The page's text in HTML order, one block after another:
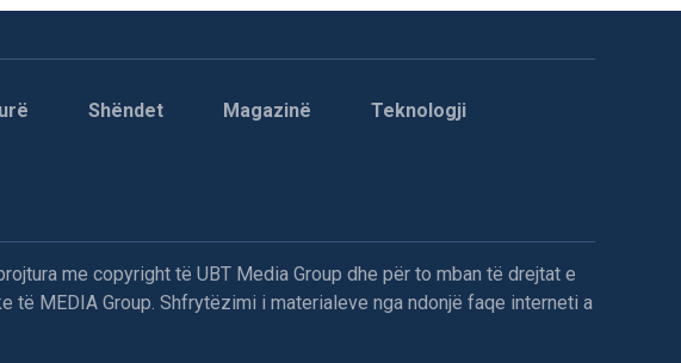
Shëndet Magazinë Teknologji
me copyright të UBT Media Group dhe për to mban të drejtat e
të MEDIA Group. Shfrytëzimi i materialeve nga ndonjë faqe interneti a